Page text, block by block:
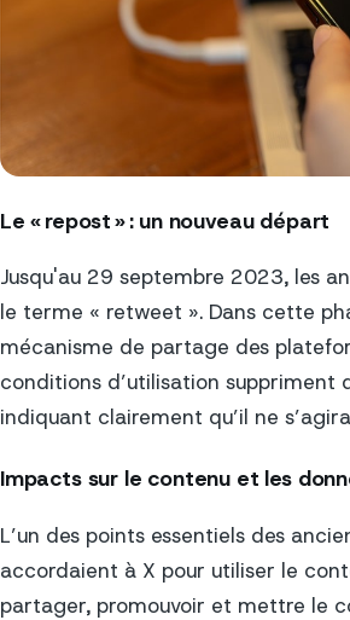
Le « repost » : un nouveau départ
Jusqu'au 29 septembre 2023, les
le terme « retweet ». Dans cette
mécanisme de partage des
conditions d’utilisation
indiquant clairement qu’il ne
Impacts sur le contenu et les
L’un des points essentiels des
accordaient à X pour utiliser le
partager, promouvoir et mettre le